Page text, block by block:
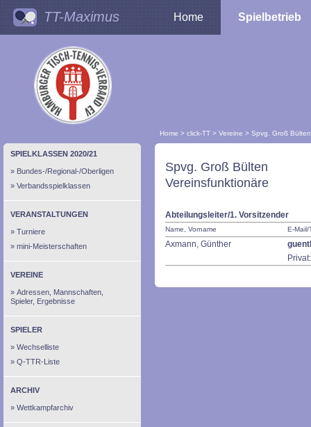
TT-Maximus Home Spielbetrieb
Home > click-TT > Vereine > Spvg. Groß Bülten
SPIELKLASSEN 2020/21
Bundes-/Regional-/Oberligen
Verbandsspielklassen
VERANSTALTUNGEN
Turniere
mini-Meisterschaften
VEREINE
Adressen, Mannschaften,
Spieler, Ergebnisse
SPIELER
Wechselliste
Q-TTR-Liste
ARCHIV
Wettkampfarchiv
Spvg. Groß Bülten
Vereinsfunktionäre
Abteilungsleiter/1. Vorsitzender
Name, Vorname E-Mail/
Axmann, Günther